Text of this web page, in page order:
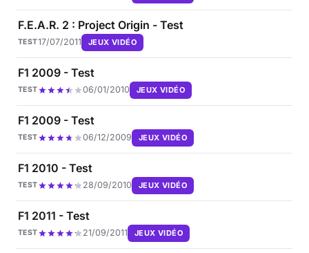
F.E.A.R. 2 : Project Origin - Test
TEST17/07/2011 JEUX VIDÉO
F1 2009 - Test
TEST 06/01/2010 JEUX VIDÉO
F1 2009 - Test
TEST 06/12/2009 JEUX VIDÉO
F1 2010 - Test
TEST 28/09/2010 JEUX VIDÉO
F1 2011 - Test
TEST 21/09/2011 JEUX VIDÉO